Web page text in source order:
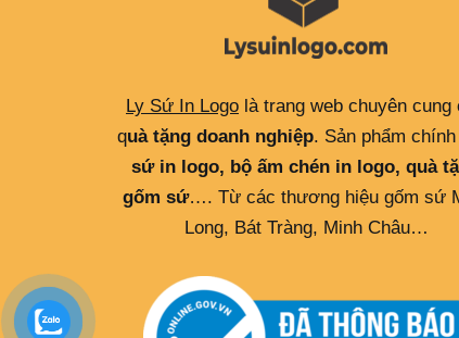
Ly Sứ In Logo là trang web chuyên cung
quà tặng doanh nghiệp. Sản phẩm
sứ in logo, bộ ấm chén in logo, quà
gốm sứ…. Từ các thương hiệu gốm sứ
Long, Bát Tràng, Minh Châu…